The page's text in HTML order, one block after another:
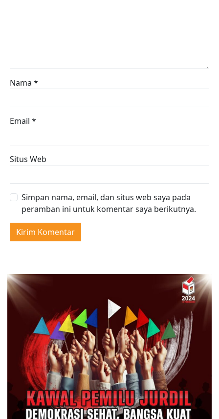
Nama *
Email *
Situs Web
Simpan nama, email, dan situs web saya pada
peramban ini untuk komentar saya berikutnya.